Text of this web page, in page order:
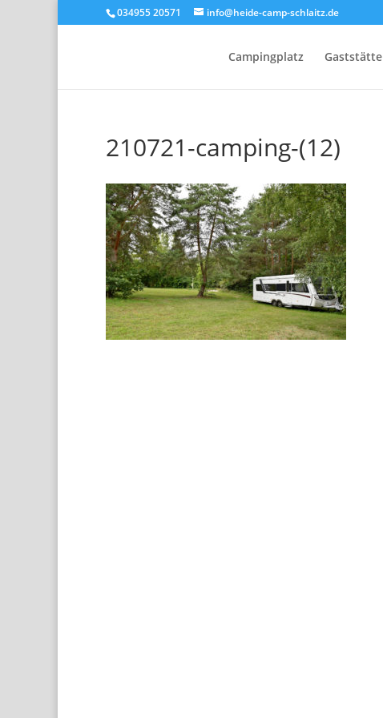
034955 20571 info@heide-camp-schlaitz.de
Campingplatz Gaststätte
210721-camping-(12)